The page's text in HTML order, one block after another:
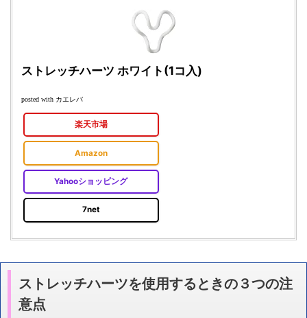
ストレッチハーツ ホワイト(1コ入)
posted with カエレバ
楽天市場
Amazon
Yahooショッピング
7net
ストレッチハーツを使用するときの３つの注
意点